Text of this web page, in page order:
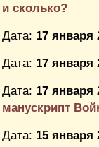
и сколько?
Дата: 17 января
Дата: 17 января
Дата: 17 января
манускрипт
Дата: 15 января